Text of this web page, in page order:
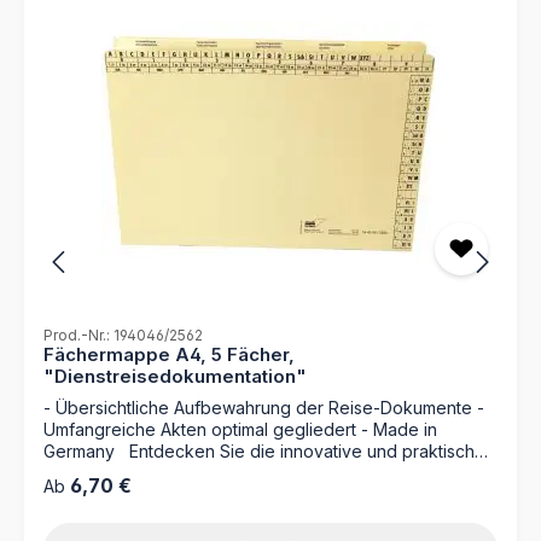
Prod.-Nr.: 194046/2562
Fächermappe A4, 5 Fächer,
"Dienstreisedokumentation"
- Übersichtliche Aufbewahrung der Reise-Dokumente -
Umfangreiche Akten optimal gegliedert - Made in
Germany Entdecken Sie die innovative und praktische
Fächermappe für DIN A4. Diese durchdachte Mappe mit
Regulärer Preis:
Ab 6,70 €